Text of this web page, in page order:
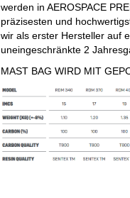
werden in AEROSPACE
präzisesten und
wir als erster Hersteller auf
uneingeschränkte 2
MAST BAG WIRD MIT